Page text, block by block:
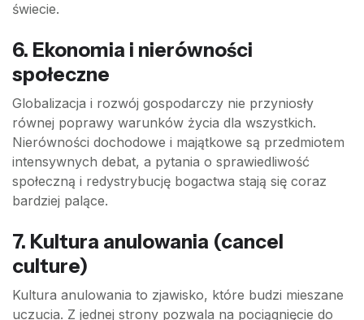
świecie.
6. Ekonomia i nierówności
społeczne
Globalizacja i rozwój gospodarczy nie przyniosły
równej poprawy warunków życia dla wszystkich.
Nierówności dochodowe i majątkowe są przedmiotem
intensywnych debat, a pytania o sprawiedliwość
społeczną i redystrybucję bogactwa stają się coraz
bardziej palące.
7. Kultura anulowania (cancel
culture)
Kultura anulowania to zjawisko, które budzi mieszane
uczucia. Z jednej strony pozwala na pociągnięcie do